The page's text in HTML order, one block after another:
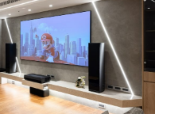
室內裝修設計】提供